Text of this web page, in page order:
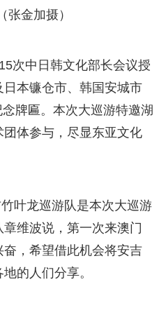
张金加摄）
中日韩文化部长会议授
本镰仓市、韩国安城市
念牌匾。本次大巡游特邀湖
体参与，尽显东亚文化
龙巡游队是本次大巡游
维波说，第一次来澳门
，希望借此机会将安吉
的人们分享。